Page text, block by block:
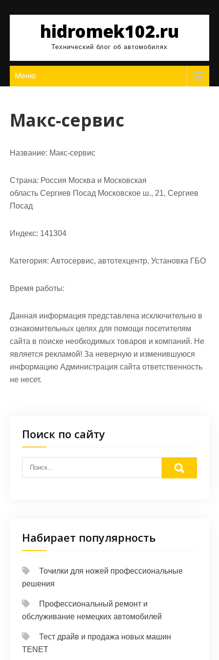
содержимомуhidromek102.ru
Технический блог об автомобилях
Меню
Макс-сервис
Название: Макс-сервис
Страна: Россия Москва и Московская
область Сергиев Посад Московское ш., 21, Сергиев
Посад
Индекс: 141304
Категория: Автосервис, автотехцентр, Установка ГБО
Время работы:
Данная информация представлена исключительно в
ознакомительных целях для помощи посетителям
сайта в поиске необходимых товаров и компаний. Не
является рекламой! За неверную и изменившуюся
информацию Администрация сайта ответственность
не несет.
Поиск по сайту
Набирает популярность
Точилки для ножей профессиональные
решения
Профессиональный ремонт и
обслуживание немецких автомобилей
Тест драйв и продажа новых машин
TENET